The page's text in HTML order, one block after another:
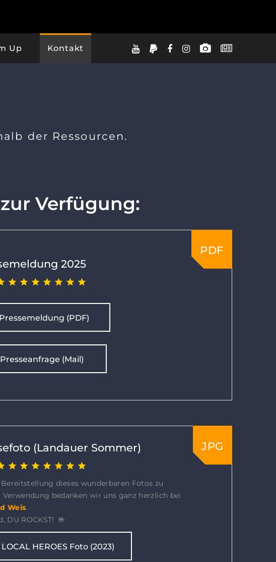
Up Kontakt
der Ressourcen.
Verfügung:
2025
Pressemeldung (PDF)
Presseanfrage (Mail)
PDF
(Landauer Sommer)
dieses wunderbaren Fotos zu
Verwendung bedanken wir uns ganz herzlich bei
Weis.
DU ROCKST! 🤟
LOCAL HEROES Foto (2023)
JPG